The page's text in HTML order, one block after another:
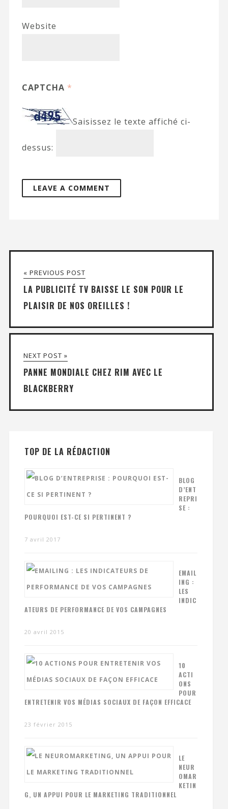
Website
CAPTCHA *
Saisissez le texte affiché ci-
dessus:
« PREVIOUS POST
LA PUBLICITÉ TV BAISSE LE SON POUR LE
PLAISIR DE NOS OREILLES !
NEXT POST »
PANNE MONDIALE CHEZ RIM AVEC LE
BLACKBERRY
TOP DE LA RÉDACTION
BLOG
D’ENT
REPRI
SE :
POURQUOI EST-CE SI PERTINENT ?
7 avril 2017
EMAIL
ING :
LES
INDIC
ATEURS DE PERFORMANCE DE VOS CAMPAGNES
20 avril 2015
10
ACTI
ONS
POUR
ENTRETENIR VOS MÉDIAS SOCIAUX DE FAÇON EFFICACE
23 février 2015
LE
NEUR
OMAR
KETIN
G, UN APPUI POUR LE MARKETING TRADITIONNEL